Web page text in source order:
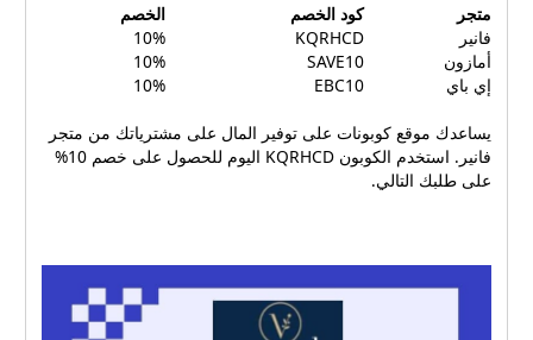
الكورية بيوتي اوف جوسون،
كوسركس، اكسيس واي.
المكياج كريم أساس، ظلال
العيون، طلاء الأظافر، مزيل
طلاء الأظافر، بولفير، لوفيرا،
مثبت مكياج، فرش المكياج،
كونسيلر، تنت، كونتور، برايمر،
بلاشر، ايلاينر، بودر، هايلايتر،
عدسات ديفا، عدسات لنس
مي، عدسات امارا، عدسات نيو
متجر كود الخصم
الخصم
فانير
KQRHCD
10%
أمازون
SAVE10
10%
إي باي
EBC10
10%
يساعدك موقع كوبونات على توفير المال على مشترياتك من متجر
فانير. استخدم الكوبون KQRHCD اليوم للحصول على خصم 10%
على طلبك التالي.